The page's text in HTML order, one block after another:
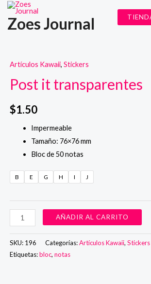
contenido
Zoes Journal
Artículos Kawaii, Stickers
Post it transparentes
$1.50
Impermeable
Tamaño: 76×76 mm
Bloc de 50 notas
B E G H I J
Post
it
transparentes
cantidad
AÑADIR AL CARRITO
SKU: 196 Categorías:Artículos Kawaii, Stickers
Etiquetas:bloc, notas